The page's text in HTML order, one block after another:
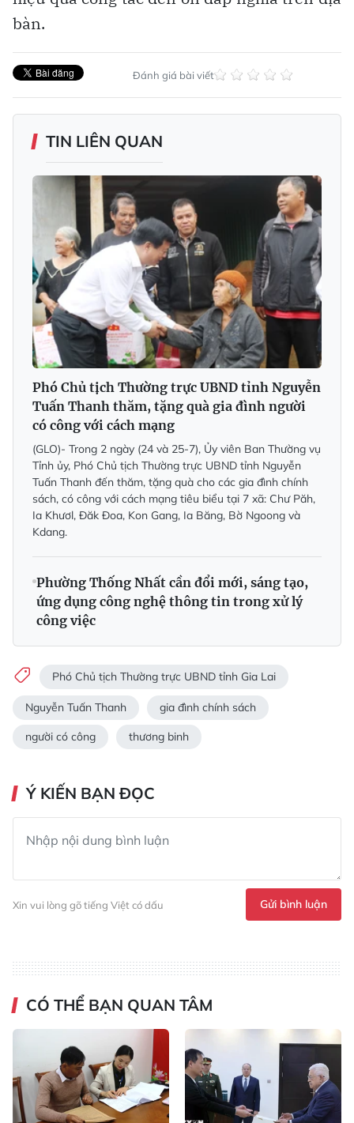
bàn.
Đánh giá bài viết
TIN LIÊN QUAN
Phó Chủ tịch Thường trực UBND tỉnh Nguyễn
Tuấn Thanh thăm, tặng quà gia đình người
có công với cách mạng
(GLO)- Trong 2 ngày (24 và 25-7), Ủy viên Ban Thường vụ
Tỉnh ủy, Phó Chủ tịch Thường trực UBND tỉnh Nguyễn
Tuấn Thanh đến thăm, tặng quà cho các gia đình chính
sách, có công với cách mạng tiêu biểu tại 7 xã: Chư Păh,
Ia Khươl, Đăk Đoa, Kon Gang, Ia Băng, Bờ Ngoong và
Kdang.
Phường Thống Nhất cần đổi mới, sáng tạo,
ứng dụng công nghệ thông tin trong xử lý
công việc
Phó Chủ tịch Thường trực UBND tỉnh Gia Lai
Nguyễn Tuấn Thanh gia đình chính sách
người có công thương binh
Ý KIẾN BẠN ĐỌC
Xin vui lòng gõ tiếng Việt có dấu Gửi bình luận
CÓ THỂ BẠN QUAN TÂM